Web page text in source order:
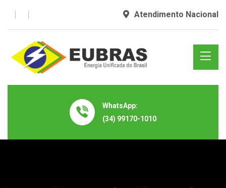
Atendimento Nacional
WhatsApp:
(34) 99170-1010